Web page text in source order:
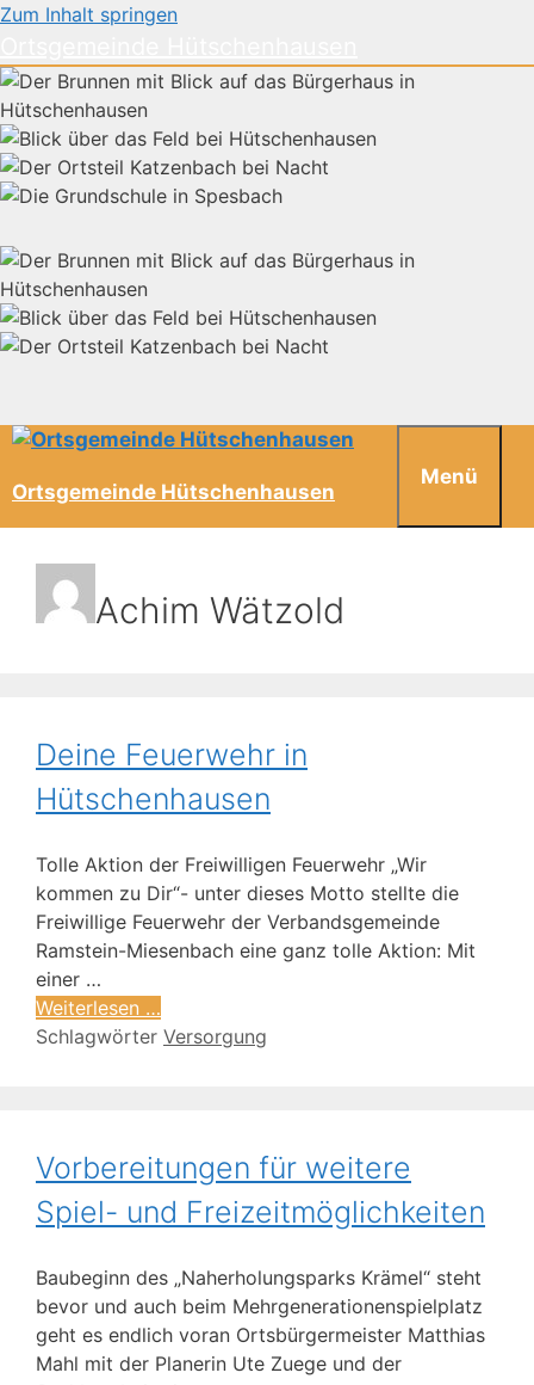
Zum Inhalt springen
Ortsgemeinde Hütschenhausen
Menü
Achim Wätzold
Deine Feuerwehr in
Hütschenhausen
Tolle Aktion der Freiwilligen Feuerwehr „Wir
kommen zu Dir“- unter dieses Motto stellte die
Freiwillige Feuerwehr der Verbandsgemeinde
Ramstein-Miesenbach eine ganz tolle Aktion: Mit
einer …
Weiterlesen …
Schlagwörter Versorgung
Vorbereitungen für weitere
Spiel- und Freizeitmöglichkeiten
Baubeginn des „Naherholungsparks Krämel“ steht
bevor und auch beim Mehrgenerationenspielplatz
geht es endlich voran Ortsbürgermeister Matthias
Mahl mit der Planerin Ute Zuege und der